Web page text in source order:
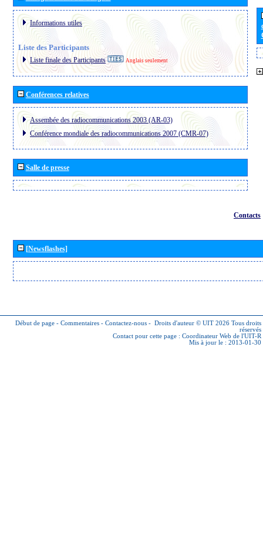
Informations utiles
Liste des Participants
Liste finale des Participants Anglais seulement
Conférences relatives
Assembée des radiocommunications 2003 (AR-03)
Conférence mondiale des radiocommunications 2007 (CMR-07)
Salle de presse
Contacts
[Newsflashes]
Début de page - Commentaires - Contactez-nous - Droits d'auteur © UIT 2026 Tous droits
réservés
Contact pour cette page : Coordinateur Web de l'UIT-R
Mis à jour le : 2013-01-30